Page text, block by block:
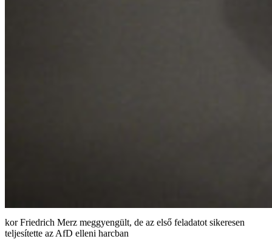
Friedrich Merz meggyengült, de az első feladatot sikeresen
teljesítette az AfD elleni harcban